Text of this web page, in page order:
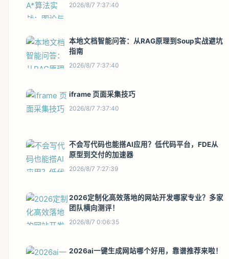
2026/8/7 7:37:40
本地文档智能问答：从RAG原理到Soup实战避坑
指南
2026/8/7 7:37:40
iframe 页面采集技巧
2026/8/7 7:37:40
不会写代码也能搭AI应用？低代码平台，FDE从
原型到交付的加速器
2026/8/7 7:27:39
2026定制化高效落地的网站开发哪家专业？多家
团队横向测评！
2026/8/7 0:06:35
2026ai一键生成网站哪个好用，靠谱推荐来啦！